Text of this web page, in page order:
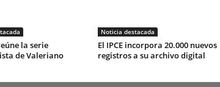
la serie
de Valeriano
Noticia destacada
El IPCE incorpora 20.000 nuevos
registros a su archivo digital